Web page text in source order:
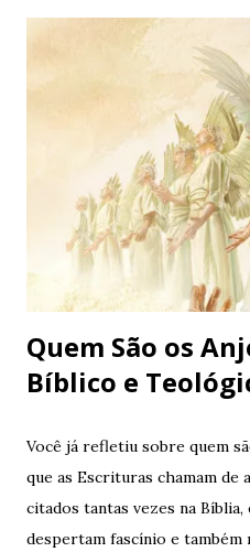
fez o firmamento, separando
céus. Com isso, veremos
força criadora, mas também
obras. Que essa reflexão
grandeza de Deus e a
em todos os aspectos da
1.6-8 E disse Deus: Haja uma
haja separação entre águas
e fez separação entre as
expansão ...
Quem São os
Bíblico e
Você já refletiu sobre quem
que as Escrituras chamam de
citados tantas vezes na
despertam fascínio e também